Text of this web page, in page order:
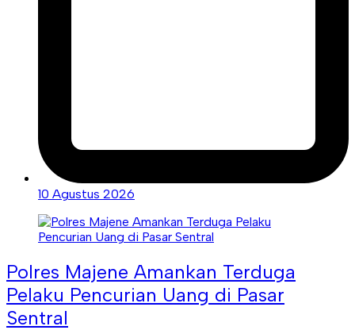
10 Agustus 2026
Polres Majene Amankan Terduga
Pelaku Pencurian Uang di Pasar
Sentral